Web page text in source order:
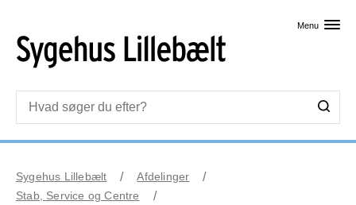
Menu
Sygehus Lillebælt
Afdelinger
Stab, Service og Centre